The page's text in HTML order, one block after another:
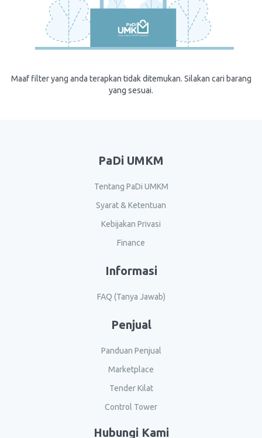
Maaf filter yang anda terapkan tidak ditemukan. Silakan cari barang
yang sesuai.
PaDi UMKM
Tentang PaDi UMKM
Syarat & Ketentuan
Kebijakan Privasi
Finance
Informasi
FAQ (Tanya Jawab)
Penjual
Panduan Penjual
Marketplace
Tender Kilat
Control Tower
Hubungi Kami